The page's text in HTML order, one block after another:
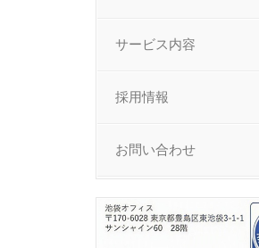
サービス内容
採用情報
お問い合わせ